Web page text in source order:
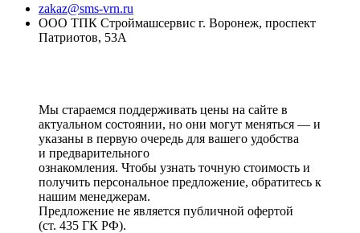
zakaz@sms-vrn.ru
ООО ТПК Строймашсервис г. Воронеж, проспект
Патриотов, 53А
Мы стараемся поддерживать цены на сайте в
актуальном состоянии, но они могут меняться — и
указаны в первую очередь для вашего удобства
и предварительного
ознакомления. Чтобы узнать точную стоимость и
получить персональное предложение, обратитесь к
нашим менеджерам.
Предложение не является публичной офертой
(ст. 435 ГК РФ).